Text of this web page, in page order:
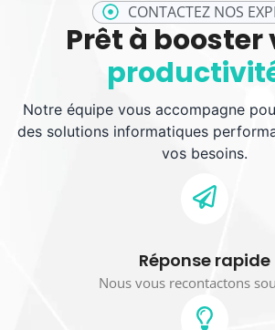
CONTACTEZ NOS
Prêt à booster
Notre équipe vous accompagne
des solutions informatiques
vos besoins.
Réponse rapide
Nous vous recontactons